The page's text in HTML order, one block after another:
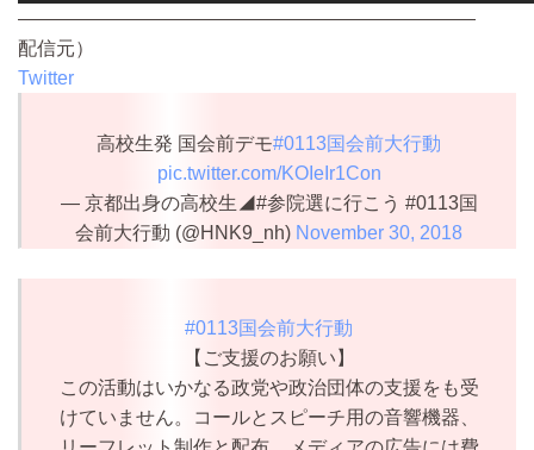
————————————————————————
配信元）
Twitter
高校生発 国会前デモ#0113国会前大行動
pic.twitter.com/KOIeIr1Con
— 京都出身の高校生◢#参院選に行こう #0113国
会前大行動 (@HNK9_nh) November 30, 2018
#0113国会前大行動
【ご支援のお願い】
この活動はいかなる政党や政治団体の支援をも受
けていません。コールとスピーチ用の音響機器、